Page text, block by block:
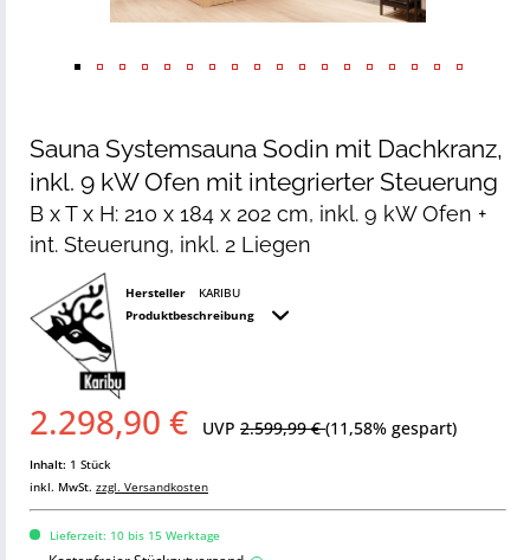
Sauna Systemsauna Sodin mit Dachkranz,
inkl. 9 kW Ofen mit integrierter Steuerung
B x T x H: 210 x 184 x 202 cm, inkl. 9 kW Ofen +
int. Steuerung, inkl. 2 Liegen
Hersteller
KARIBU
Produktbeschreibung
2.298,90 € UVP 2.599,99 €(11,58% gespart)
Inhalt: 1 Stück
inkl. MwSt. zzgl. Versandkosten
Lieferzeit: 10 bis 15 Werktage